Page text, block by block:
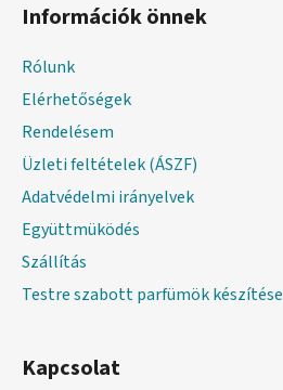
Információk önnek
Rólunk
Elérhetőségek
Rendelésem
Üzleti feltételek (ÁSZF)
Adatvédelmi irányelvek
Együttmüködés
Szállítás
Testre szabott parfümök készítése
Kapcsolat